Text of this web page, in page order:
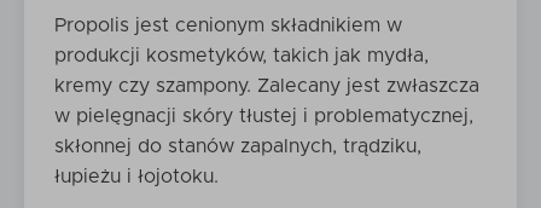
Propolis jest cenionym składnikiem w
produkcji kosmetyków, takich jak mydła,
kremy czy szampony. Zalecany jest zwłaszcza
w pielęgnacji skóry tłustej i problematycznej,
skłonnej do stanów zapalnych, trądziku,
łupieżu i łojotoku.